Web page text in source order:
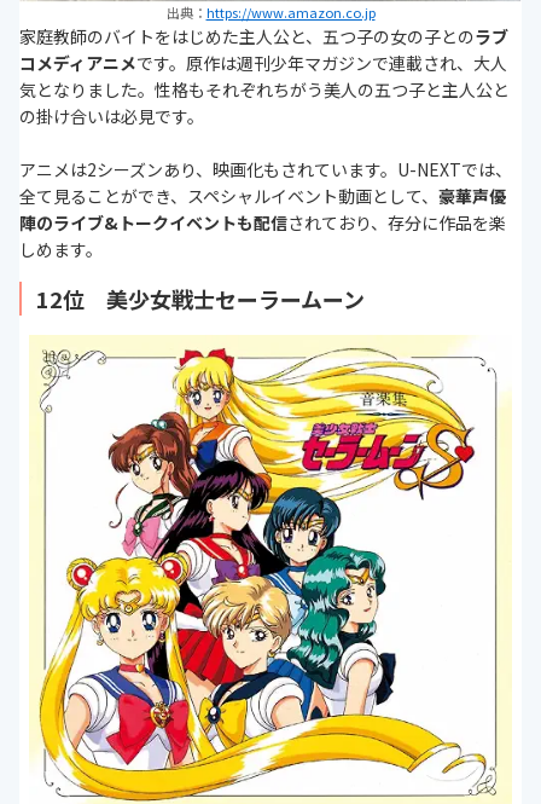
出典： https://www.amazon.co.jp
家庭教師のバイトをはじめた主人公と、五つ子の女の子とのラブ
コメディアニメです。原作は週刊少年マガジンで連載され、大人
気となりました。性格もそれぞれちがう美人の五つ子と主人公と
の掛け合いは必見です。
アニメは2シーズンあり、映画化もされています。U-NEXTでは、
全て見ることができ、スペシャルイベント動画として、 豪華声優
陣のライブ&トークイベントも配信されており、存分に作品を楽
しめます。
12位 美少女戦士セーラームーン